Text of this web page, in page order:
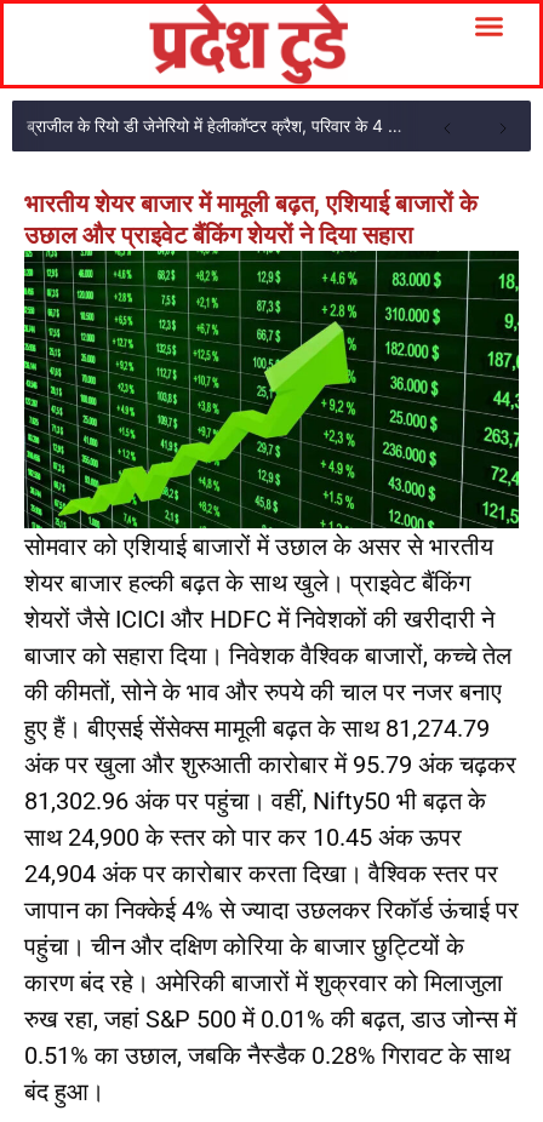
ब्राजील के रियो डी जेनेरियो में हेलीकॉप्टर क्रैश, परिवार के 4 सदस्यों की मौत
भारतीय शेयर बाजार में मामूली बढ़त, एशियाई बाजारों के
उछाल और प्राइवेट बैंकिंग शेयरों ने दिया सहारा
सोमवार को एशियाई बाजारों में उछाल के असर से भारतीय
शेयर बाजार हल्की बढ़त के साथ खुले। प्राइवेट बैंकिंग
शेयरों जैसे ICICI और HDFC में निवेशकों की खरीदारी ने
बाजार को सहारा दिया। निवेशक वैश्विक बाजारों, कच्चे तेल
की कीमतों, सोने के भाव और रुपये की चाल पर नजर बनाए
हुए हैं। बीएसई सेंसेक्स मामूली बढ़त के साथ 81,274.79
अंक पर खुला और शुरुआती कारोबार में 95.79 अंक चढ़कर
81,302.96 अंक पर पहुंचा। वहीं, Nifty50 भी बढ़त के
साथ 24,900 के स्तर को पार कर 10.45 अंक ऊपर
24,904 अंक पर कारोबार करता दिखा। वैश्विक स्तर पर
जापान का निक्केई 4% से ज्यादा उछलकर रिकॉर्ड ऊंचाई पर
पहुंचा। चीन और दक्षिण कोरिया के बाजार छुट्टियों के
कारण बंद रहे। अमेरिकी बाजारों में शुक्रवार को मिलाजुला
रुख रहा, जहां S&P 500 में 0.01% की बढ़त, डाउ जोन्स में
0.51% का उछाल, जबकि नैस्डैक 0.28% गिरावट के साथ
बंद हुआ।